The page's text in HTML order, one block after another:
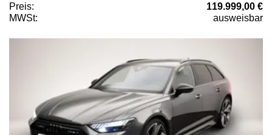
Preis:
119.999,00 €
MWSt:
ausweisbar